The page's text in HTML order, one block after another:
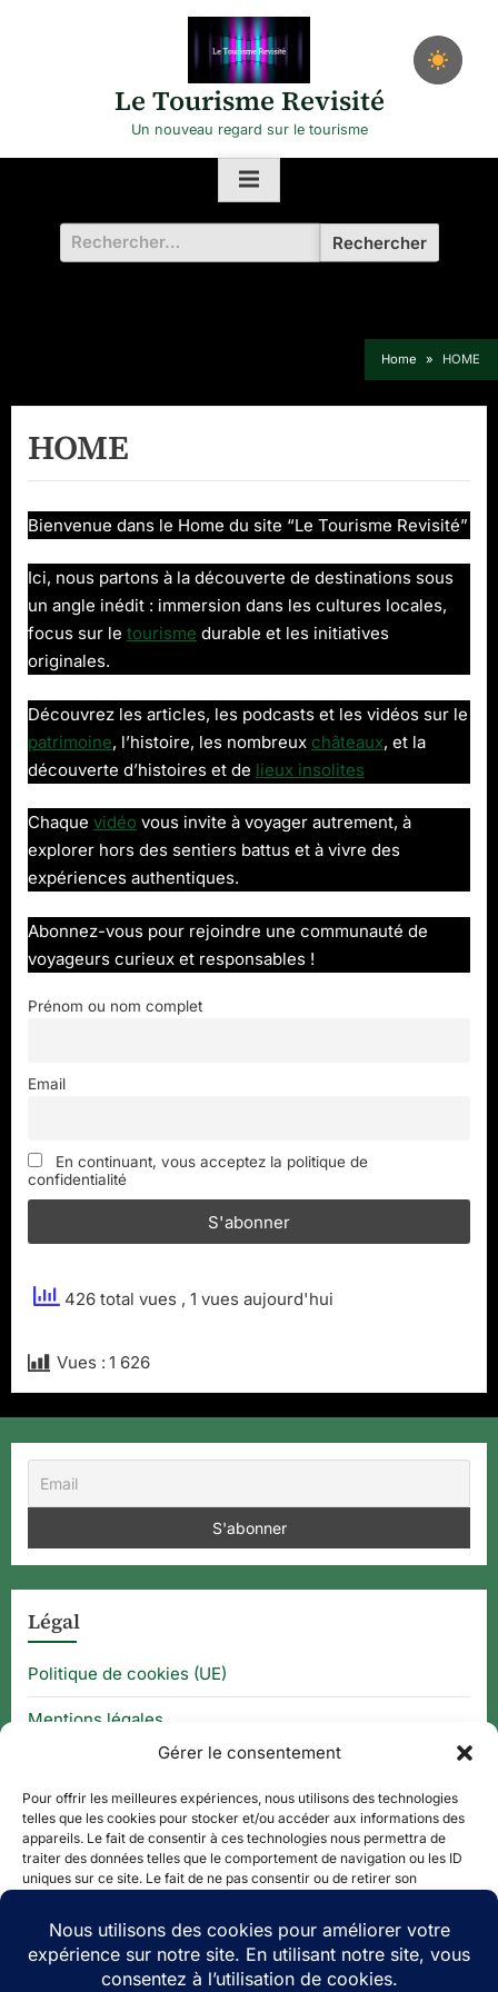
Gérer le consentement
Pour offrir les meilleures expériences, nous utilisons des technologies
telles que les cookies pour stocker et/ou accéder aux informations des
appareils. Le fait de consentir à ces technologies nous permettra de
traiter des données telles que le comportement de navigation ou les ID
uniques sur ce site. Le fait de ne pas consentir ou de retirer son
Accepter
Le Tourisme Revisité
Un nouveau regard sur le tourisme
Rechercher :
Home HOME
HOME
Bienvenue dans le Home du site “Le Tourisme Revisité”
Ici, nous partons à la découverte de destinations sous
un angle inédit : immersion dans les cultures locales,
focus sur le tourisme durable et les initiatives
originales.
Découvrez les articles, les podcasts et les vidéos sur le
patrimoine, l’histoire, les nombreux châteaux, et la
découverte d’histoires et de lieux insolites
Chaque vidéo vous invite à voyager autrement, à
explorer hors des sentiers battus et à vivre des
expériences authentiques.
Abonnez-vous pour rejoindre une communauté de
voyageurs curieux et responsables !
Prénom ou nom complet
Email
En continuant, vous acceptez la politique de
confidentialité
426 total vues , 1 vues aujourd'hui
Vues : 1 626
Légal
Politique de cookies (UE)
Mentions légales
Thématique
QUE FAIRE À ?